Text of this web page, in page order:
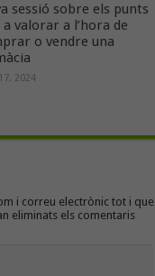
sessió sobre els punts
a valorar a l’hora de
o vendre una
2024
i correu electrònic tot i que
eliminats els comentaris